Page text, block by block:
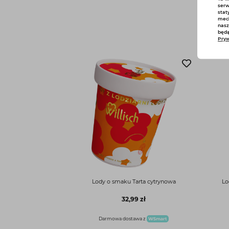
Lody o smaku Tarta cytrynowa
32,99 zł
Darmowa dostawa z